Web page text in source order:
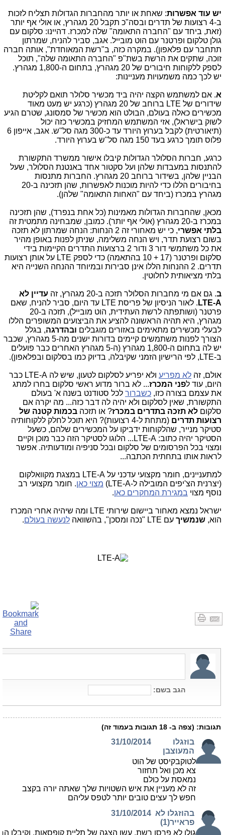
יש עוד אפשרות: שאחת או יותר מהחברות הגדולות תצליח לזכות
ב-4 רצועות של תדרים ובסה"כ תקבל 20 מגהרץ, או אולי אף יותר
(זאת, ביחד עם "החברה התאומה" שלה למכרז. דהיינו: סלקום עם
גולן טלקום ופרטנר עם הוט מובייל. אגב, סביר להניח, שמרתון
תתחבר עם פלאפון). במקרה כזה, ב"רשת המאוחדת", אותה חברה
זוכה, שתקים את הרשת בשת"פ "החברה התאומה שלה", תוכל
לספק ללקוחות חיבורים של 20 מגהרץ, בתחום ה-1,800 מגהרץ.
יש לכך כמה משמעויות מעניינות:
א. אם למשתמש הקצה יהיה ביד מכשיר סלולר תואם לקליטת
שידורים של LTE ברוחב של 20 מגהרץ (כרגע יש מעט מאוד
מכשירים כאלה בעולם, הבולט הוא מכשיר של סמסונג, שטרם הגיע
לשוק בישראל), אזי המשתמש המחזיק במכשיר כזה יכול
(תיאורטית) לקבל בערוץ היורד עד כ-300 מגה סל"ש. אגב, אייפון 6
פלוס תומך כרגע בעד 150 מגה סל"ש בערוץ היורד.
כרגע, חברות הסלולר הגדולות קיבלו אישור ממשרד התקשורת
להתנסות במעבדות שלהן ועל סקטור אחד באנטנת הסלולר, שעל
הבניין שלהן, בשידור ברוחב 20 מגהרץ. החברות מתנסות
בחיבורים הללו כדי להיות מוכנות לאפשרות, שהן תזכינה ב-20
מגהרץ במכרז (ביחד עם "האחות התאומה" שלהן).
מכאן, שהחברות הגדולות מאמינות (כל אחת בנפרד), שהן תזכינה
במכרז ב-20 מגהרץ (אולי אף יותר). כמובן, שמבחינה מתמטית זה
בלתי אפשרי
, כי יש מאחורי זה 2 הנחות: הנחה שמרתון לא תזכה
בשום רצועת תדר, ויש הנחה משלימה, שניתן לפנות באופן מהיר
את כל משתמשי דור 3 ודור 2 ברצועות התדרים הקיימות בידי
סלקום ופרטנר (17 + 10 בהתאמה) כדי לספק LTE על אותן רצועות
תדרים. 2 ההנחות הללו אינן סבירות ובמיוחד ההנחה השנייה היא
בלתי מציאותית לחלוטין.
ב. גם אם מי מחברות הסלולר תזכה ב-20 מגהרץ, זה
עדיין לא
LTE-A
. לאור הניסיון של פריסת LTE עד היום, סביר להניח, שאם
פרטנר (ושותפתה לרשת העתידית, הוט מובייל), תזכה ב-20
מגהרץ, היא תהיה הראשונה להציע את הביצועים המשופרים הללו
לבעלי מכשירים מתאימים באזורים מוגבלים ובהדרגה, בגלל
הצורך לפנות משתמשים קיימים בדורות ישנים מה-5 מגהרץ, שכבר
יש לה בתחום ה-1,800 מגהרץ (ה-5 מגהרץ האחרים כבר פועלים
ב-LTE, לפי הרישיון הזמני שקיבלה, בדיוק כמו בסלקום ובפלאפון).
אולם, זה לא מפריע
ולא יפריע לסלקום לטעון, שיש לה LTE-A כבר
היום, עוד לפני המכרז... לא ברור מדוע ראשי סלקום בחרו למתג
את עצמם בצורה כזו, כשברור לכל סטודנט בשנה א' בעולם
התקשורת, שאין לסלקום ולא יהיה לה דבר כזה... מה יקרה אם
סלקום לא תזכה בתדרים במכרז? או תזכה בכמות קטנה של
רצועות תדרים
(מתחת ל-4 רצועות)? היא תוכל לחלק ללקוחותיה
סטיקר מנייר, שהלקוחות ידביקו על המכשירים שלהם, כשעל
הסטיקר יהיה כתוב: LTE-A... הלוגו לסטיקר הזה כבר מוכן וקיים
ומצוי בכל הפרסומים של סלקום ובכל סניפיה ומודעותיה. אפשר
לראות אותו בתחתית הכתבה...
למתעניינים, חומר מקצועי עדכני על LTE-A במצגת מקוואלקום
(יצרנית הצ'יפים המובילה ל-LTE-A)
מצוי כאן. חומר מקצועי רב
נוסף מצוי במגירת המחקרים כאן.
ישראל נמצא מאחור ביישום שירותי LTE ומה שיהיה אחרי המכרז
הוא, שנמשיך עם LTE "נכה ומסכן", בהשוואה לנעשה בעולם.